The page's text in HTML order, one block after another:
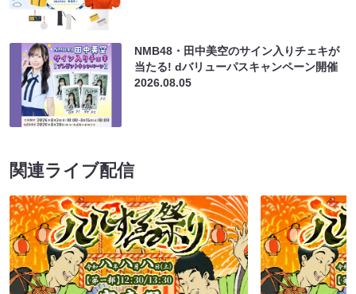
NMB48・田中美空のサイン入りチェキが
当たる! dバリューパスキャンペーン開催
2026.08.05
関連ライブ配信